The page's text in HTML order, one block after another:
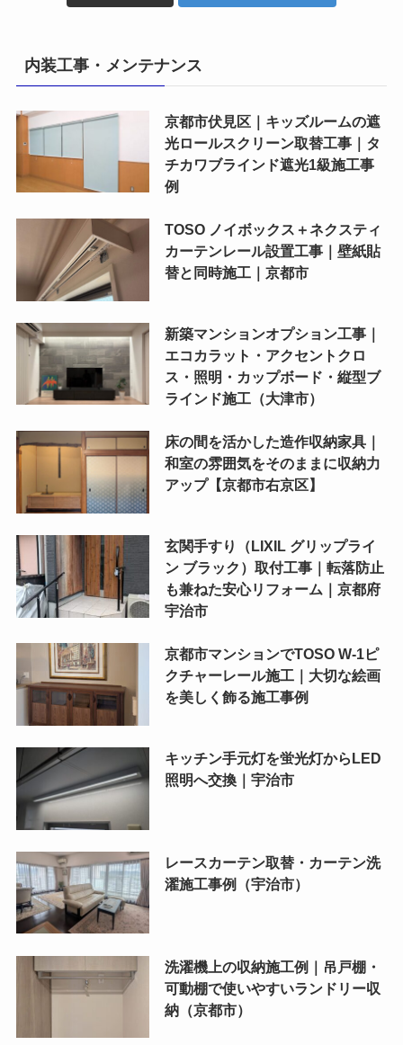
内装工事・メンテナンス
京都市伏見区｜キッズルームの遮
光ロールスクリーン取替工事｜タ
チカワブラインド遮光1級施工事
例
TOSO ノイボックス＋ネクスティ
カーテンレール設置工事｜壁紙貼
替と同時施工｜京都市
新築マンションオプション工事｜
エコカラット・アクセントクロ
ス・照明・カップボード・縦型ブ
ラインド施工（大津市）
床の間を活かした造作収納家具｜
和室の雰囲気をそのままに収納力
アップ【京都市右京区】
玄関手すり（LIXIL グリップライ
ン ブラック）取付工事｜転落防止
も兼ねた安心リフォーム｜京都府
宇治市
京都市マンションでTOSO W-1ピ
クチャーレール施工｜大切な絵画
を美しく飾る施工事例
キッチン手元灯を蛍光灯からLED
照明へ交換｜宇治市
レースカーテン取替・カーテン洗
濯施工事例（宇治市）
洗濯機上の収納施工例｜吊戸棚・
可動棚で使いやすいランドリー収
納（京都市）